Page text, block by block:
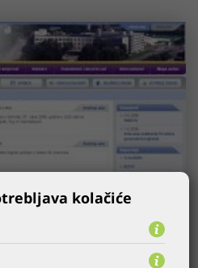
kolačiće